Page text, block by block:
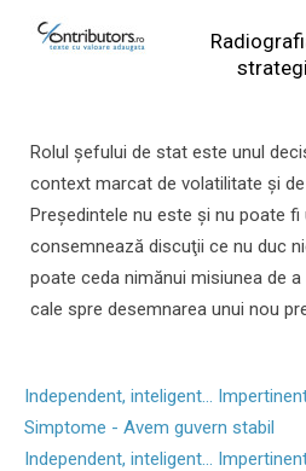
Rolul şefului de stat este unul
context marcat de volatilitate şi
Preşedintele nu este şi nu poate
consemnează discuţii ce nu duc
poate ceda nimănui misiunea de
cale spre desemnarea unui nou
Independent, inteligent...
Simptome - Avem guvern stabil
Independent, inteligent...